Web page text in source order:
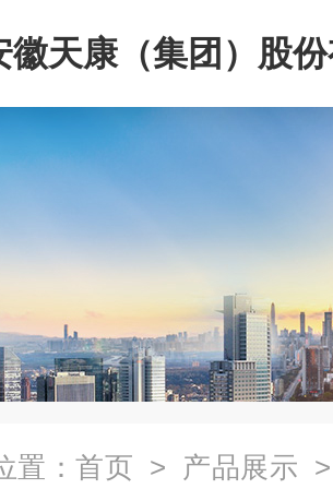
徽天康（集团）股
置： 首页 > 产品展示